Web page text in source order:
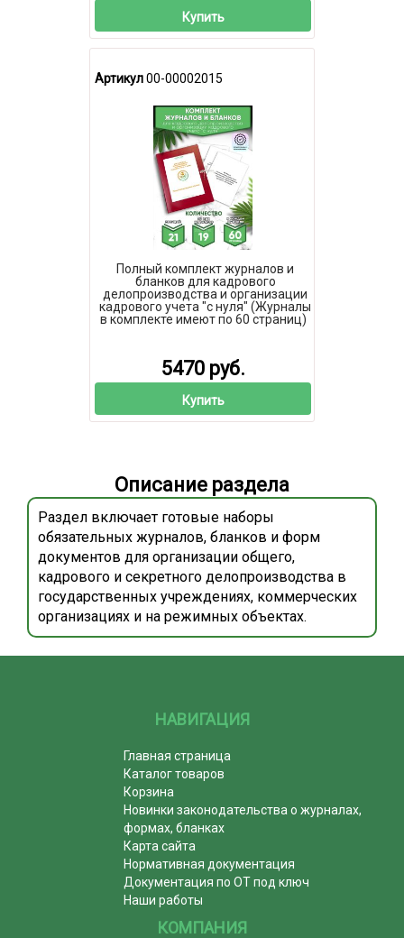
Купить
Артикул00-00002015
Полный комплект журналов и
бланков для кадрового
делопроизводства и организации
кадрового учета "с нуля" (Журналы
в комплекте имеют по 60 страниц)
5470 руб.
Купить
Описание раздела
Раздел включает готовые наборы
обязательных журналов, бланков и форм
документов для организации общего,
кадрового и секретного делопроизводства в
государственных учреждениях, коммерческих
организациях и на режимных объектах.
НАВИГАЦИЯ
Главная страница
Каталог товаров
Корзина
Новинки законодательства о журналах,
формах, бланках
Карта сайта
Нормативная документация
Документация по ОТ под ключ
Наши работы
КОМПАНИЯ